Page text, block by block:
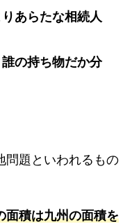
あらたな相続人
の持ち物だか分
問題といわれるもの
面積は九州の面積を